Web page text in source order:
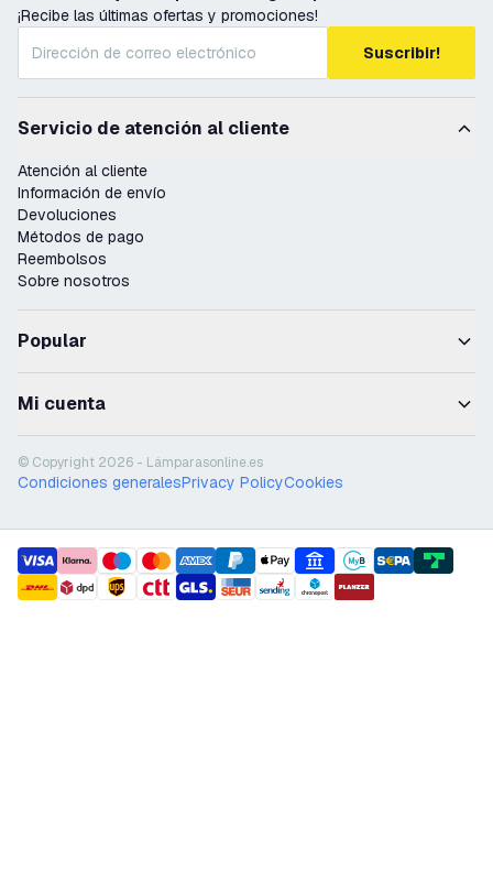
¡Recibe las últimas ofertas y promociones!
Suscribir!
Servicio de atención al cliente
Atención al cliente
Información de envío
Devoluciones
Métodos de pago
Reembolsos
Sobre nosotros
Popular
Mi cuenta
© Copyright 2026 - Lámparasonline.es
Condiciones generalesPrivacy PolicyCookies
payment methods
shipment methods